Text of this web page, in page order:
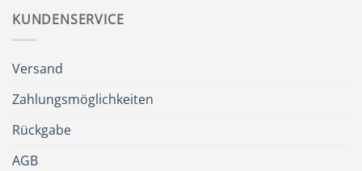
KUNDENSERVICE
Versand
Zahlungsmöglichkeiten
Rückgabe
AGB